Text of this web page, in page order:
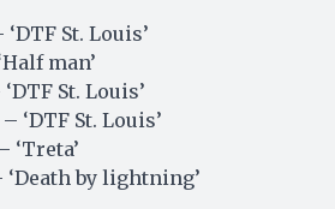
St. Louis’
man’
St. Louis’
‘DTF St. Louis’
‘Treta’
by lightning’